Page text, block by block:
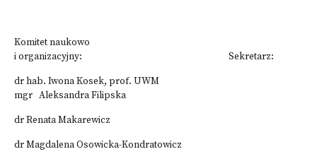
Komitet naukowo
i organizacyjny: Sekretarz:
dr hab. Iwona Kosek, prof. UWM
mgr Aleksandra Filipska
dr Renata Makarewicz
dr Magdalena Osowicka-Kondratowicz